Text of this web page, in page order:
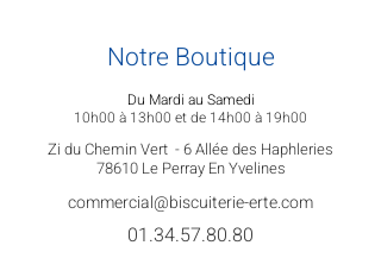
Notre Boutique
Du Mardi au Samedi
10h00 à 13h00 et de 14h00 à 19h00
Zi du Chemin Vert -6 Allée des Haphleries
78610 Le Perray En Yvelines
commercial@biscuiterie-erte.com
01.34.57.80.80